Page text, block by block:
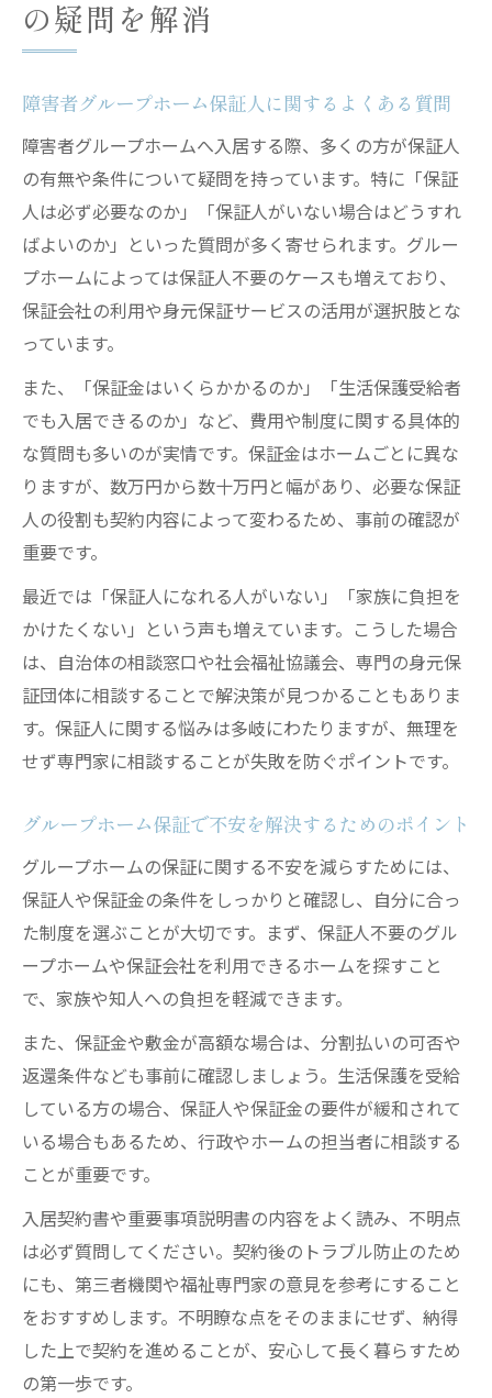
の疑問を解消
障害者グループホーム保証人に関するよくある質問
障害者グループホームへ入居する際、多くの方が保証人
の有無や条件について疑問を持っています。特に「保証
人は必ず必要なのか」「保証人がいない場合はどうすれ
ばよいのか」といった質問が多く寄せられます。グルー
プホームによっては保証人不要のケースも増えており、
保証会社の利用や身元保証サービスの活用が選択肢とな
っています。
また、「保証金はいくらかかるのか」「生活保護受給者
でも入居できるのか」など、費用や制度に関する具体的
な質問も多いのが実情です。保証金はホームごとに異な
りますが、数万円から数十万円と幅があり、必要な保証
人の役割も契約内容によって変わるため、事前の確認が
重要です。
最近では「保証人になれる人がいない」「家族に負担を
かけたくない」という声も増えています。こうした場合
は、自治体の相談窓口や社会福祉協議会、専門の身元保
証団体に相談することで解決策が見つかることもありま
す。保証人に関する悩みは多岐にわたりますが、無理を
せず専門家に相談することが失敗を防ぐポイントです。
グループホーム保証で不安を解決するためのポイント
グループホームの保証に関する不安を減らすためには、
保証人や保証金の条件をしっかりと確認し、自分に合っ
た制度を選ぶことが大切です。まず、保証人不要のグル
ープホームや保証会社を利用できるホームを探すこと
で、家族や知人への負担を軽減できます。
また、保証金や敷金が高額な場合は、分割払いの可否や
返還条件なども事前に確認しましょう。生活保護を受給
している方の場合、保証人や保証金の要件が緩和されて
いる場合もあるため、行政やホームの担当者に相談する
ことが重要です。
入居契約書や重要事項説明書の内容をよく読み、不明点
は必ず質問してください。契約後のトラブル防止のため
にも、第三者機関や福祉専門家の意見を参考にすること
をおすすめします。不明瞭な点をそのままにせず、納得
した上で契約を進めることが、安心して長く暮らすため
の第一歩です。